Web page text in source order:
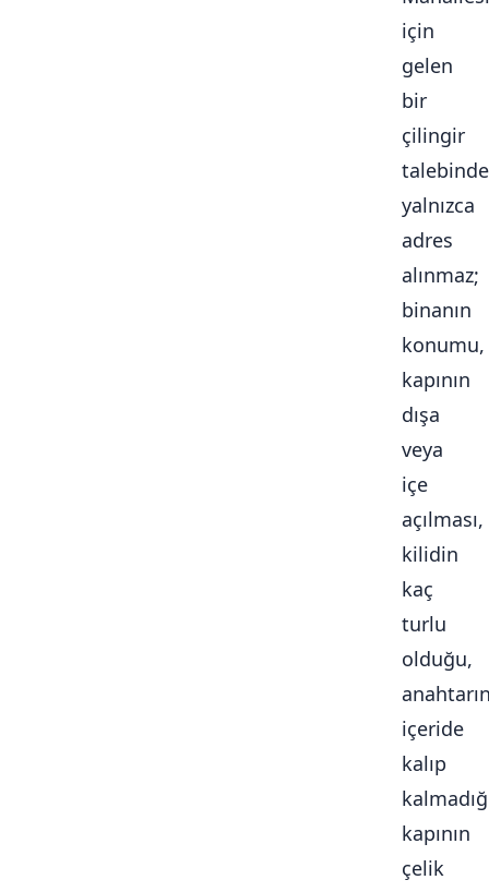
için
gelen
bir
çilingir
talebinde
yalnızca
adres
alınmaz;
binanın
konumu,
kapının
dışa
veya
içe
açılması,
kilidin
kaç
turlu
olduğu,
içeride
kalıp
kapının
çelik